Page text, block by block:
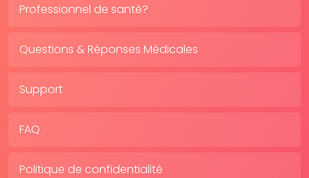
Professionnel de santé?
Questions & Réponses Médicales
Support
FAQ
Politique de confidentialité